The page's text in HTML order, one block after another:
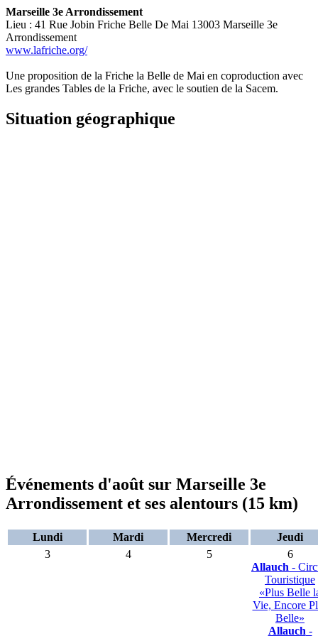
Marseille 3e Arrondissement
Lieu : 41 Rue Jobin Friche Belle De Mai 13003 Marseille 3e
Arrondissement
www.lafriche.org/
Une proposition de la Friche la Belle de Mai en coproduction avec
Les grandes Tables de la Friche, avec le soutien de la Sacem.
Situation géographique
Événements d'août sur Marseille 3e
Arrondissement et ses alentours (15 km)
Lundi Mardi Mercredi
Jeudi
3
4 5
6
Allauch -
Touristique
«Plus Belle
Vie, Encore
Belle»
Allauch -